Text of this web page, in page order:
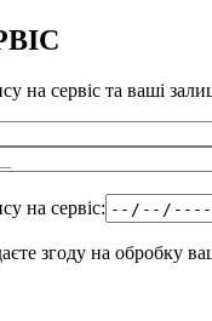
на сервіс та ваші
на сервіс:
згоду на обробку